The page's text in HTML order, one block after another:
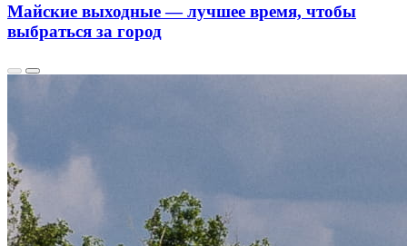
Майские выходные — лучшее время, чтобы
выбраться за город